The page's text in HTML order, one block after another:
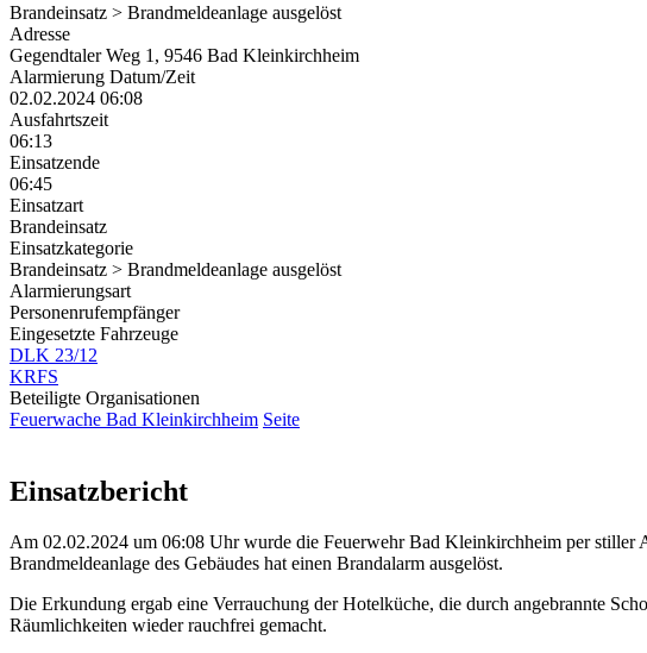
Brandeinsatz > Brandmeldeanlage ausgelöst
Adresse
Gegendtaler Weg 1, 9546 Bad Kleinkirchheim
Alarmierung Datum/Zeit
02.02.2024 06:08
Ausfahrtszeit
06:13
Einsatzende
06:45
Einsatzart
Brandeinsatz
Einsatzkategorie
Brandeinsatz > Brandmeldeanlage ausgelöst
Alarmierungsart
Personenrufempfänger
Eingesetzte Fahrzeuge
DLK 23/12
KRFS
Beteiligte Organisationen
Feuerwache Bad Kleinkirchheim Seite
Einsatzbericht
Am 02.02.2024 um 06:08 Uhr wurde die Feuerwehr Bad Kleinkirchheim per stiller
Brandmeldeanlage des Gebäudes hat einen Brandalarm ausgelöst.
Die Erkundung ergab eine Verrauchung der Hotelküche, die durch angebrannte
Räumlichkeiten wieder rauchfrei gemacht.